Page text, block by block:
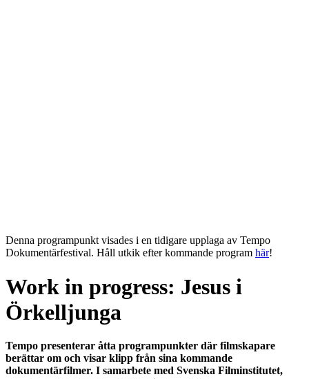
Denna programpunkt visades i en tidigare upplaga av Tempo
Dokumentärfestival. Håll utkik efter kommande program här!
Work in progress: Jesus i
Örkelljunga
Tempo presenterar åtta programpunkter där filmskapare
berättar om och visar klipp från sina kommande
dokumentärfilmer. I samarbete med Svenska Filminstitutet,